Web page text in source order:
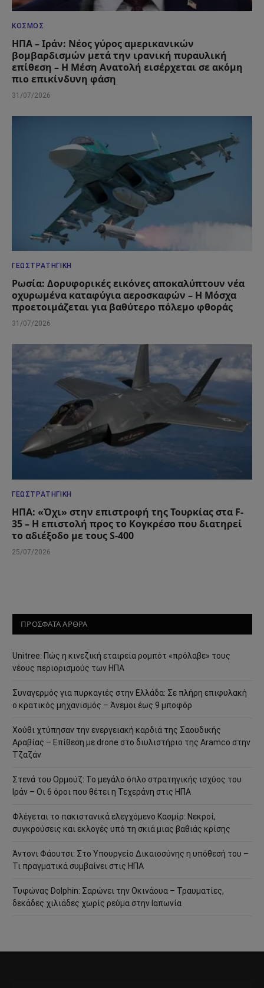
ΚΌΣΜΟΣ
ΗΠΑ – Ιράν: Νέος γύρος αμερικανικών
βομβαρδισμών μετά την ιρανική πυραυλική
επίθεση – Η Μέση Ανατολή εισέρχεται σε ακόμη
πιο επικίνδυνη φάση
31/07/2026
ΓΕΩΣΤΡΑΤΗΓΙΚΉ
Ρωσία: Δορυφορικές εικόνες αποκαλύπτουν νέα
οχυρωμένα καταφύγια αεροσκαφών – Η Μόσχα
προετοιμάζεται για βαθύτερο πόλεμο φθοράς
31/07/2026
ΓΕΩΣΤΡΑΤΗΓΙΚΉ
ΗΠΑ: «Όχι» στην επιστροφή της Τουρκίας στα F-
35 – Η επιστολή προς το Κογκρέσο που διατηρεί
το αδιέξοδο με τους S-400
25/07/2026
ΠΡΟΣΦΑΤΑ ΑΡΘΡΑ
Unitree: Πώς η κινεζική εταιρεία ρομπότ «πρόλαβε» τους
νέους περιορισμούς των ΗΠΑ
Συναγερμός για πυρκαγιές στην Ελλάδα: Σε πλήρη επιφυλακή
ο κρατικός μηχανισμός – Άνεμοι έως 9 μποφόρ
Χούθι χτύπησαν την ενεργειακή καρδιά της Σαουδικής
Αραβίας – Επίθεση με drone στο διυλιστήριο της Aramco στην
Τζαζάν
Στενά του Ορμούζ: Το μεγάλο όπλο στρατηγικής ισχύος του
Ιράν – Οι 6 όροι που θέτει η Τεχεράνη στις ΗΠΑ
Φλέγεται το πακιστανικά ελεγχόμενο Κασμίρ: Νεκροί,
συγκρούσεις και εκλογές υπό τη σκιά μιας βαθιάς κρίσης
Άντονι Φάουτσι: Στο Υπουργείο Δικαιοσύνης η υπόθεσή του –
Τι πραγματικά συμβαίνει στις ΗΠΑ
Τυφώνας Dolphin: Σαρώνει την Οκινάουα – Τραυματίες,
δεκάδες χιλιάδες χωρίς ρεύμα στην Ιαπωνία